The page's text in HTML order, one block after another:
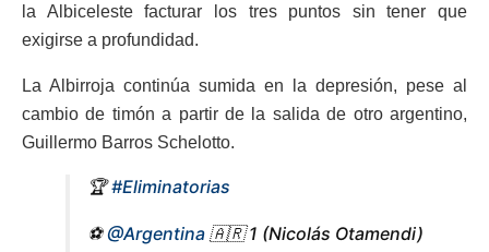
la Albiceleste facturar los tres puntos sin tener que
exigirse a profundidad.
La Albirroja continúa sumida en la depresión, pese al
cambio de timón a partir de la salida de otro argentino,
Guillermo Barros Schelotto.
🏆#Eliminatorias
⚽@Argentina 🇦🇷 1 (Nicolás Otamendi)